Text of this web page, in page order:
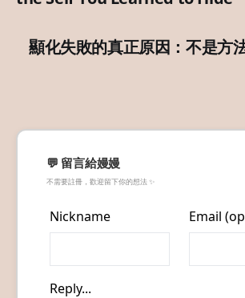
顯化失敗的真正原因：不是方
💬 留言給嫚嫚
不需要註冊，歡迎留下你的想法 ✨